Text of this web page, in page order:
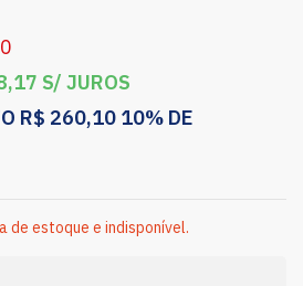
S/ JUROS
R$ 260,10 10% DE
de estoque e indisponível.